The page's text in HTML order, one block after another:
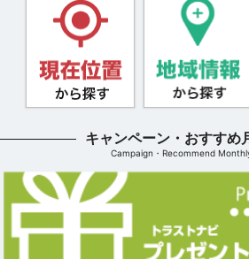
キャンペーン・おすすめ
Campaign・Recommend